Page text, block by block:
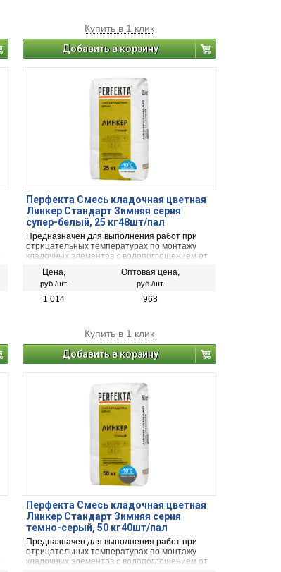
Купить в 1 клик
Добавить в корзину
Перфекта Смесь кладочная цветная
Линкер Стандарт Зимняя серия
супер-белый, 25 кг48шт/пал
Предназначен для выполнения работ при
отрицательных температурах по монтажу
кладочных элементов с водопоглощением от
облицовочный керамический кирпич, рядовой
керамический и плотный силикатный кирпич,
кирпичи или блоки из бетона и натурального
Цена,
руб./шт.
Оптовая цена,
руб./шт.
1 014 968
Купить в 1 клик
Добавить в корзину
Перфекта Смесь кладочная цветная
Линкер Стандарт Зимняя серия
темно-серый, 50 кг40шт/пал
Предназначен для выполнения работ при
отрицательных температурах по монтажу
кладочных элементов с водопоглощением от